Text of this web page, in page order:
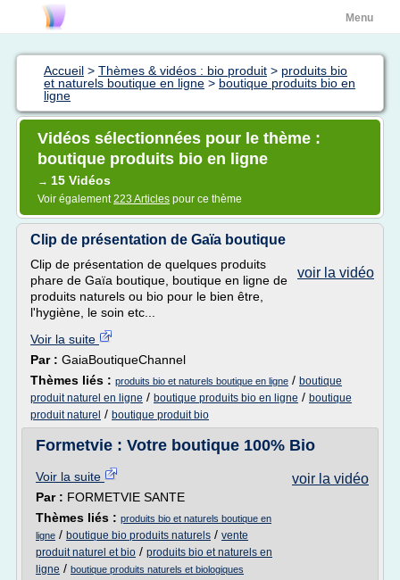
Menu
Accueil > Thèmes & vidéos : bio produit > produits bio
et naturels boutique en ligne > boutique produits bio en
ligne
Vidéos sélectionnées pour le thème :
boutique produits bio en ligne
→ 15 Vidéos
Voir également223 Articles pour ce thème
Clip de présentation de Gaïa boutique
voir la vidéo
Clip de présentation de quelques produits
phare de Gaïa boutique, boutique en ligne de
produits naturels ou bio pour le bien être,
l'hygiène, le soin etc...
Voir la suite
Par : GaiaBoutiqueChannel
Thèmes liés : produits bio et naturels boutique en ligne / boutique
produit naturel en ligne / boutique produits bio en ligne / boutique
produit naturel / boutique produit bio
Formetvie : Votre boutique 100% Bio
voir la vidéo
Voir la suite
Par : FORMETVIE SANTE
Thèmes liés : produits bio et naturels boutique en
ligne / boutique bio produits naturels / vente
produit naturel et bio / produits bio et naturels en
ligne / boutique produits naturels et biologiques